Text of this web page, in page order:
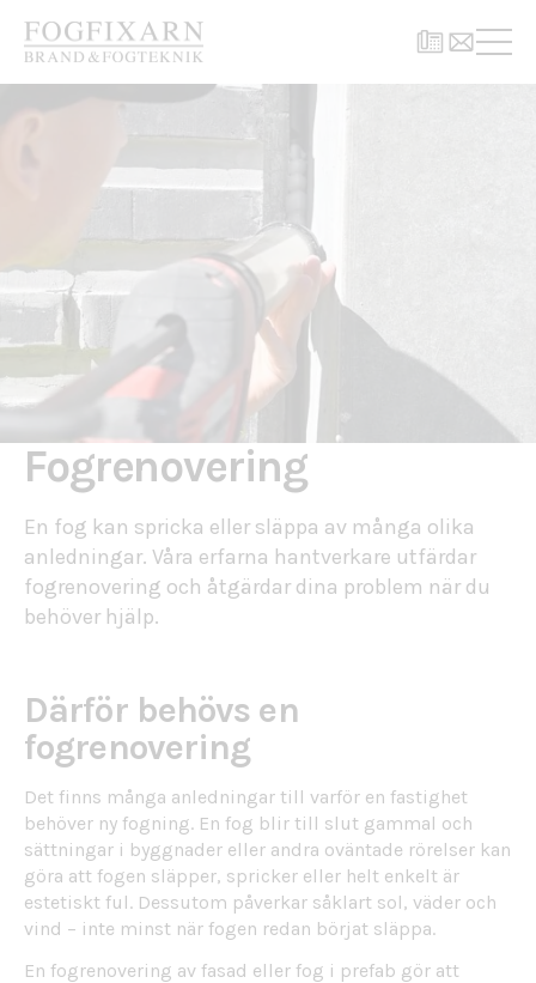
Fogrenovering
En fog kan spricka eller släppa av många olika
anledningar. Våra erfarna hantverkare utfärdar
fogrenovering och åtgärdar dina problem när du
behöver hjälp.
Därför behövs en
fogrenovering
Det finns många anledningar till varför en fastighet
behöver ny fogning. En fog blir till slut gammal och
sättningar i byggnader eller andra oväntade rörelser kan
göra att fogen släpper, spricker eller helt enkelt är
estetiskt ful. Dessutom påverkar såklart sol, väder och
vind – inte minst när fogen redan börjat släppa.
En fogrenovering av fasad eller fog i prefab gör att